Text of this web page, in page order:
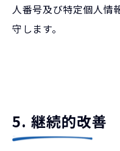
人番号及び特定個人情
守します。
5. 継続的改善